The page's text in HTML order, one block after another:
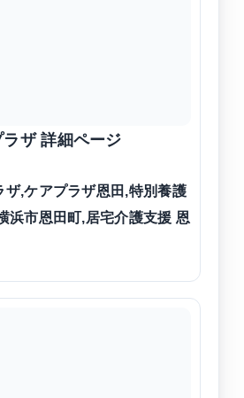
ザ 詳細ページ
ザ,ケアプラザ恩田,特別養護
浜市恩田町,居宅介護支援 恩